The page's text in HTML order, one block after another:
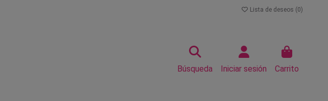
Lista de deseos (0)
Búsqueda Iniciar sesión Carrito